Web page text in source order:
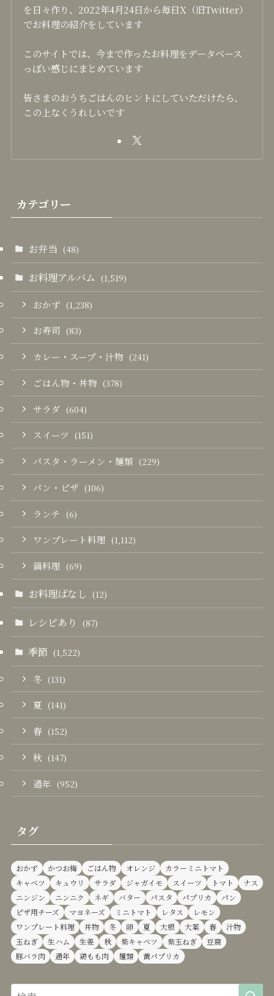
を日々作り、2022年4月24日から毎日X（旧Twitter）
でお料理の紹介をしています
このサイトでは、今まで作ったお料理をデータベース
っぽい感じにまとめています
皆さまのおうちごはんのヒントにしていただけたら、
この上なくうれしいです
カテゴリー
お弁当 (48)
お料理アルバム (1,519)
おかず (1,238)
お寿司 (83)
カレー・スープ・汁物 (241)
ごはん物・丼物 (378)
サラダ (604)
スイーツ (151)
パスタ・ラーメン・麺類 (229)
パン・ピザ (106)
ランチ (6)
ワンプレート料理 (1,112)
鍋料理 (69)
お料理ばなし (12)
レシピあり (87)
季節 (1,522)
冬 (131)
夏 (141)
春 (152)
秋 (147)
通年 (952)
タグ
おかず かつお梅 ごはん物 オレンジ
カラーミニトマト
キャベツ
キュウリ サラダ ジャガイモ スイーツ トマト
ナス
ニンジン
ニンニク ネギ バター パスタ パプリカ
パン
ピザ用チーズ
マヨネーズ ミニトマト レタス
レモン
ワンプレート料理
丼物 冬 卵 夏 大根 大葉 春
汁物
玉ねぎ
生ハム 生姜 秋 紫キャベツ 紫玉ねぎ
豆腐
豚バラ肉
通年 鶏もも肉 麺類 黄パプリカ